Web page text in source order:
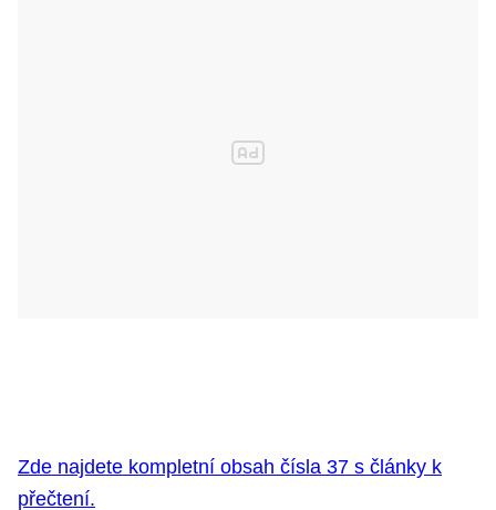
Zde najdete kompletní obsah čísla 37 s články k
přečtení.